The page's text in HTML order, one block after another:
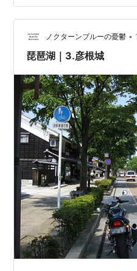
宮園にも行ってみる。 ひこ
る。 何この幻想的な空間は
ノクターンブルーの憂鬱 •
琵琶湖｜3.彦根城